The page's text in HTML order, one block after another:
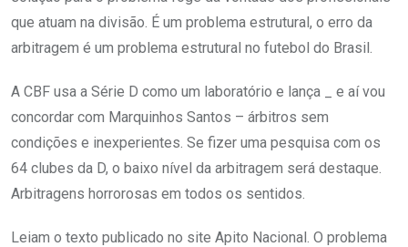
que atuam na divisão. É um problema estrutural, o erro da
arbitragem é um problema estrutural no futebol do Brasil.
A CBF usa a Série D como um laboratório e lança _ e aí vou
concordar com Marquinhos Santos – árbitros sem
condições e inexperientes. Se fizer uma pesquisa com os
64 clubes da D, o baixo nível da arbitragem será destaque.
Arbitragens horrorosas em todos os sentidos.
Leiam o texto publicado no site Apito Nacional. O problema